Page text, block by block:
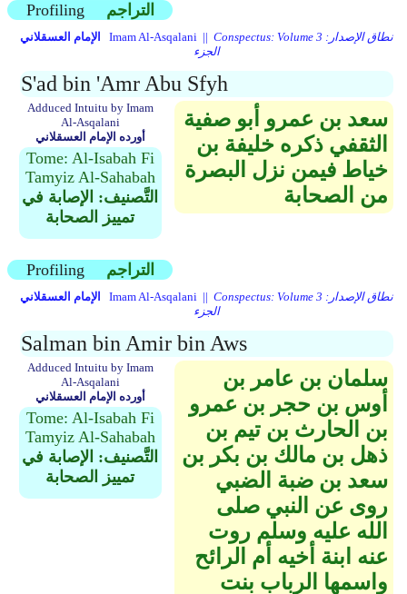
Profiling التراجم
الإمام العسقلاني Imam Al-Asqalani || Conspectus: Volume 3 نطاق الإصدار:
الجزء
S'ad bin 'Amr Abu Sfyh
سعد بن عمرو أبو صفية
الثقفي ذكره خليفة بن
خياط فيمن نزل البصرة
من الصحابة
Adduced Intuitu by Imam
Al-Asqalani
أورده الإمام العسقلاني
Tome: Al-Isabah Fi
Tamyiz Al-Sahabah
التَّصنيف: الإصابة في
تمييز الصحابة
Profiling التراجم
الإمام العسقلاني Imam Al-Asqalani || Conspectus: Volume 3 نطاق الإصدار:
الجزء
Salman bin Amir bin Aws
سلمان بن عامر بن
أوس بن حجر بن عمرو
بن الحارث بن تيم بن
ذهل بن مالك بن بكر بن
سعد بن ضبة الضبي
روى عن النبي صلى
الله عليه وسلم روت
عنه ابنة أخيه أم الرائح
واسمها الرباب بنت
Adduced Intuitu by Imam
Al-Asqalani
أورده الإمام العسقلاني
Tome: Al-Isabah Fi
Tamyiz Al-Sahabah
التَّصنيف: الإصابة في
تمييز الصحابة